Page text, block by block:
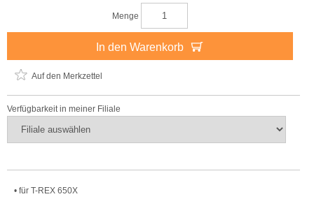
Menge
In den Warenkorb
Auf den Merkzettel
Verfügbarkeit in meiner Filiale
• für T-REX 650X